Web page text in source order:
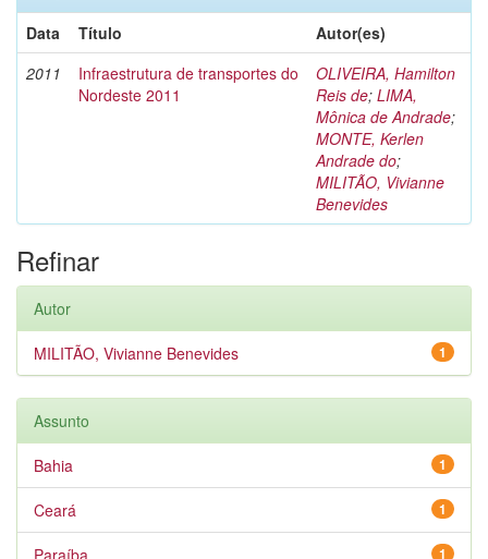
Data
Título
Autor(es)
2011
Infraestrutura de transportes do
Nordeste 2011
OLIVEIRA, Hamilton
Reis de; LIMA,
Mônica de Andrade;
MONTE, Kerlen
Andrade do;
MILITÃO, Vivianne
Benevides
Refinar
Autor
1
MILITÃO, Vivianne Benevides
Assunto
1
Bahia
1
Ceará
1
Paraíba